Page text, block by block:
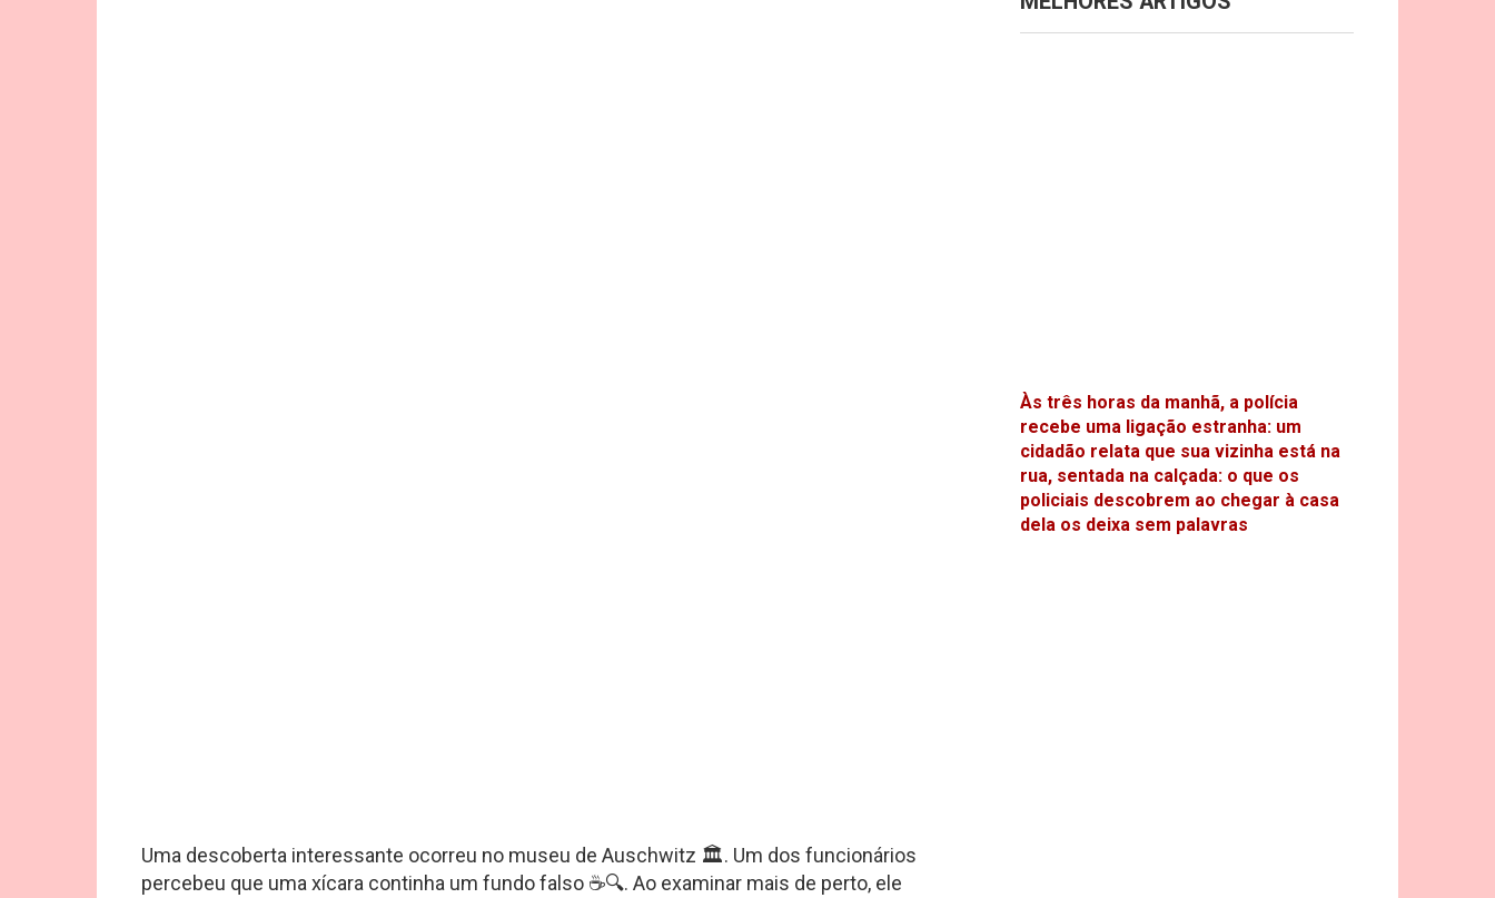
Uma descoberta interessante ocorreu no museu de Auschwitz 🏛️. Um dos funcionários
percebeu que uma xícara continha um fundo falso ☕🔍. Ao examinar mais de perto, ele
Às três horas da manhã, a polícia
recebe uma ligação estranha: um
cidadão relata que sua vizinha está na
rua, sentada na calçada: o que os
policiais descobrem ao chegar à casa
dela os deixa sem palavras